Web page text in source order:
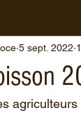
5 sept. 2022